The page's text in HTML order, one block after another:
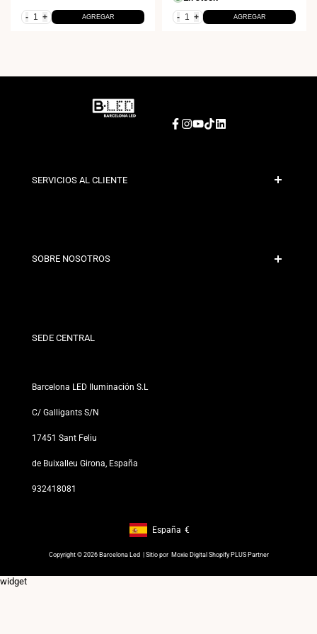
- + AGREGAR - + AGREGAR
Facebook
Instagram
YouTube
TikTokLinkedIn
SERVICIOS AL CLIENTE
Contacto
SOBRE NOSOTROS
Nuestras Tiendas
SEDE CENTRAL
Barcelona LED Iluminación S.L
C/ Galligants S/N
17451 Sant Feliu
de Buixalleu Girona, España
932418081
Footer: España, €
España €
Copyright © 2026 Barcelona Led | Sitio por Moxie Digital Shopify PLUS Partner
widget